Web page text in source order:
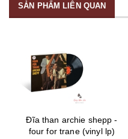
SẢN PHẨM LIÊN QUAN
Đĩa than archie shepp -
four for trane (vinyl lp)